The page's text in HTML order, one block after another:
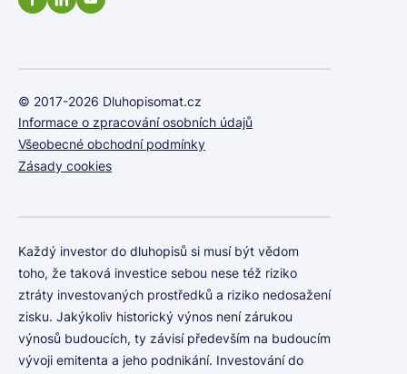
© 2017-2026 Dluhopisomat.cz
Informace o zpracování osobních údajů
Všeobecné obchodní podmínky
Zásady cookies
Každý investor do dluhopisů si musí být vědom
toho, že taková investice sebou nese též riziko
ztráty investovaných prostředků a riziko nedosažení
zisku. Jakýkoliv historický výnos není zárukou
výnosů budoucích, ty závisí především na budoucím
vývoji emitenta a jeho podnikání. Investování do